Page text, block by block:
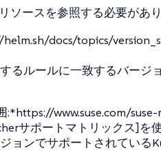
ソースを参照する必要があ
docs/topics/
るルールに一致するバージ
:*https://www.suse.com/
サポートマトリックス]を使
ョンでサポートされている